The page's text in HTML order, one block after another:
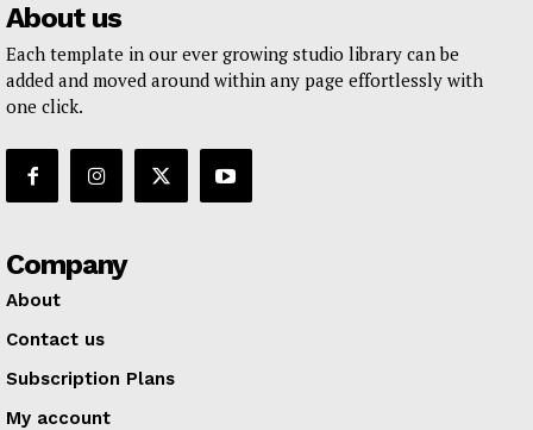
About us
Each template in our ever growing studio library can be
added and moved around within any page effortlessly with
one click.
Company
About
Contact us
Subscription Plans
My account